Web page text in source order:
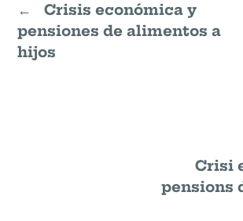
←
Crisis económica y
pensiones de alimentos a
hijos
Crisi
pensions